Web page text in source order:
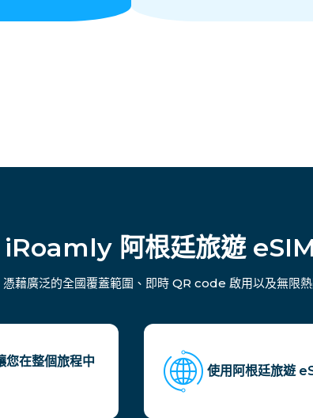
iRoamly 阿根廷旅遊 eSIM
藉廣泛的全國覆蓋範圍、即時 QR code 啟用以及無限
您在整個旅程中
使用阿根廷旅遊